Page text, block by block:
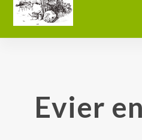
Evier